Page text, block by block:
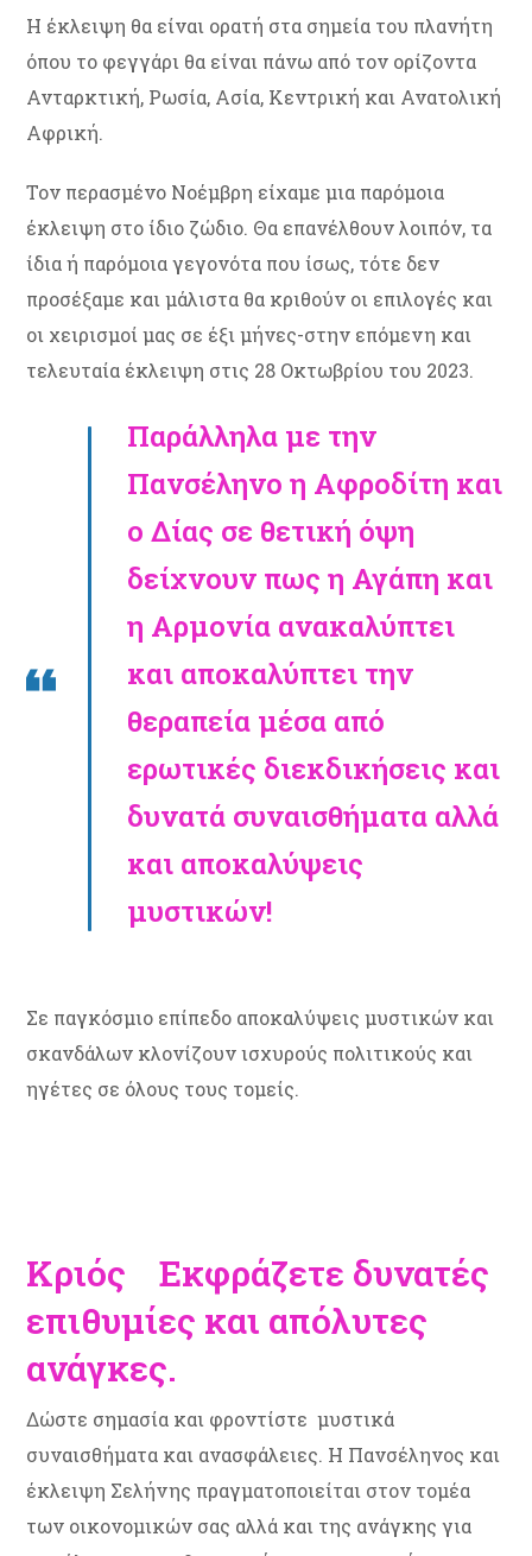
Η έκλειψη θα είναι ορατή στα σημεία του πλανήτη
όπου το φεγγάρι θα είναι πάνω από τον ορίζοντα
Ανταρκτική, Ρωσία, Ασία, Κεντρική και Ανατολική
Αφρική.
Τον περασμένο Νοέμβρη είχαμε μια παρόμοια
έκλειψη στο ίδιο ζώδιο. Θα επανέλθουν λοιπόν, τα
ίδια ή παρόμοια γεγονότα που ίσως, τότε δεν
προσέξαμε και μάλιστα θα κριθούν οι επιλογές και
οι χειρισμοί μας σε έξι μήνες-στην επόμενη και
τελευταία έκλειψη στις 28 Οκτωβρίου του 2023.
Παράλληλα με την
Πανσέληνο η Αφροδίτη και
ο Δίας σε θετική όψη
δείχνουν πως η Αγάπη και
η Αρμονία ανακαλύπτει
και αποκαλύπτει την
θεραπεία μέσα από
ερωτικές διεκδικήσεις και
δυνατά συναισθήματα αλλά
και αποκαλύψεις
μυστικών!
Σε παγκόσμιο επίπεδο αποκαλύψεις μυστικών και
σκανδάλων κλονίζουν ισχυρούς πολιτικούς και
ηγέτες σε όλους τους τομείς.
Κριός Εκφράζετε δυνατές
επιθυμίες και απόλυτες
ανάγκες.
Δώστε σημασία και φροντίστε μυστικά
συναισθήματα και ανασφάλειες. Η Πανσέληνος και
έκλειψη Σελήνης πραγματοποιείται στον τομέα
των οικονομικών σας αλλά και της ανάγκης για